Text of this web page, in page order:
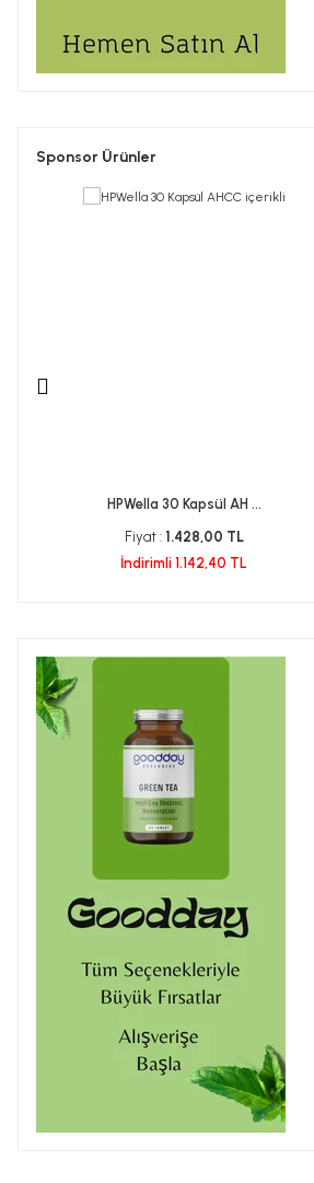
Sponsor Ürünler
HPWella 30 Kapsül AH ...
Fiyat : 1.428,00 TL
İndirimli 1.142,40 TL